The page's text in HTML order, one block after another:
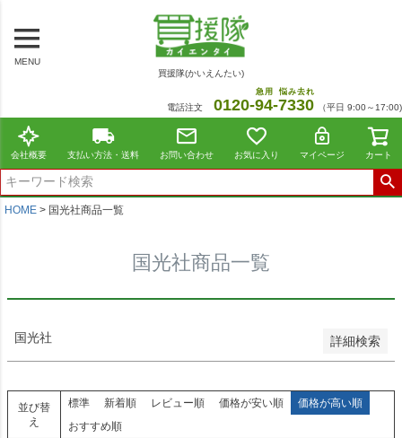
MENU
買援隊(かいえんたい)
電話注文 0120-94
急用
-7330
悩み去れ
（平日 9:00～17:00)
会社概要 支払い方法・送料 お問い合わせ お気に入り マイページ カート
HOME 国光社商品一覧
国光社商品一覧
国光社 詳細検索
商品番号/JANコード
在庫なし商品を表示しない
並び順
標準
新着順
価格が安い順
検索
並び替
え
標準 新着順 レビュー順 価格が安い順
価格が高い順
おすすめ順